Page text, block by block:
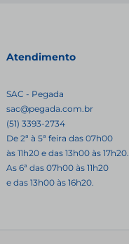
Atendimento
SAC - Pegada
sac@pegada.com.br
(51) 3393-2734
De 2ª à 5ª feira das 07h00
às 11h20 e das 13h00 às 17h20.
As 6ª das 07h00 às 11h20
e das 13h00 às 16h20.